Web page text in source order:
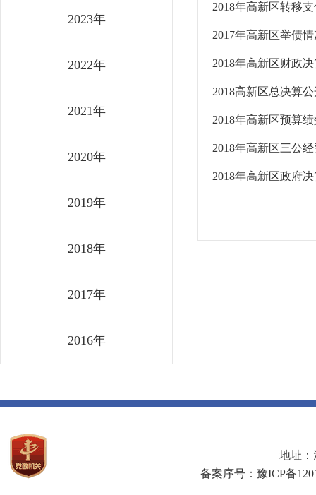
2023年
2022年
2021年
2020年
2019年
2018年
2017年
2016年
2018年高新区转移
2017年高新区举债
2018年高新区财政
2018高新区总决算
2018年高新区预算
2018年高新区三公
2018年高新区政府
地址：
备案序号：豫ICP备